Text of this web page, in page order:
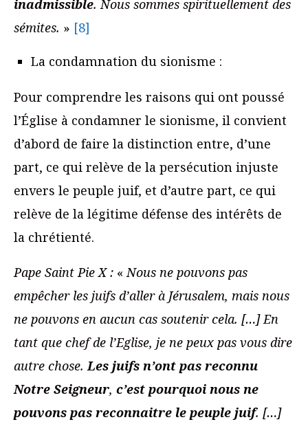
inadmissible. Nous sommes spirituellement des
sémites. » [8]
La condamnation du sionisme :
Pour comprendre les raisons qui ont poussé
l’Église à condamner le sionisme, il convient
d’abord de faire la distinction entre, d’une
part, ce qui relève de la persécution injuste
envers le peuple juif, et d’autre part, ce qui
relève de la légitime défense des intérêts de
la chrétienté.
Pape Saint Pie X : «Nous ne pouvons pas
empêcher les juifs d’aller à Jérusalem, mais nous
ne pouvons en aucun cas soutenir cela. […] En
tant que chef de l’Eglise, je ne peux pas vous dire
autre chose.Les juifs n’ont pas reconnu
Notre Seigneur, c’est pourquoi nous ne
pouvons pas reconnaitre le peuple juif. […]